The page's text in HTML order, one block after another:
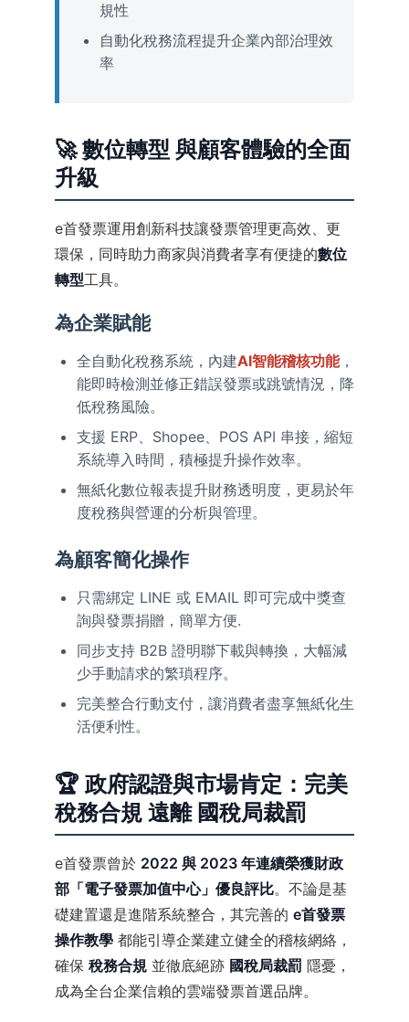
規性
自動化稅務流程提升企業內部治理效
率
🚀 數位轉型 與顧客體驗的全面
升級
e首發票運用創新科技讓發票管理更高效、更
環保，同時助力商家與消費者享有便捷的數位
轉型工具。
為企業賦能
全自動化稅務系統，內建AI智能稽核功能，
能即時檢測並修正錯誤發票或跳號情況，降
低稅務風險。
支援 ERP、Shopee、POS API 串接，縮短
系統導入時間，積極提升操作效率。
無紙化數位報表提升財務透明度，更易於年
度稅務與營運的分析與管理。
為顧客簡化操作
只需綁定 LINE 或 EMAIL 即可完成中獎查
詢與發票捐贈，簡單方便.
同步支持 B2B 證明聯下載與轉換，大幅減
少手動請求的繁瑣程序。
完美整合行動支付，讓消費者盡享無紙化生
活便利性。
🏆 政府認證與市場肯定：完美
稅務合規 遠離 國稅局裁罰
e首發票曾於 2022 與 2023 年連續榮獲財政
部「電子發票加值中心」優良評比。不論是基
礎建置還是進階系統整合，其完善的 e首發票
操作教學 都能引導企業建立健全的稽核網絡，
確保 稅務合規 並徹底絕跡 國稅局裁罰 隱憂，
成為全台企業信賴的雲端發票首選品牌。